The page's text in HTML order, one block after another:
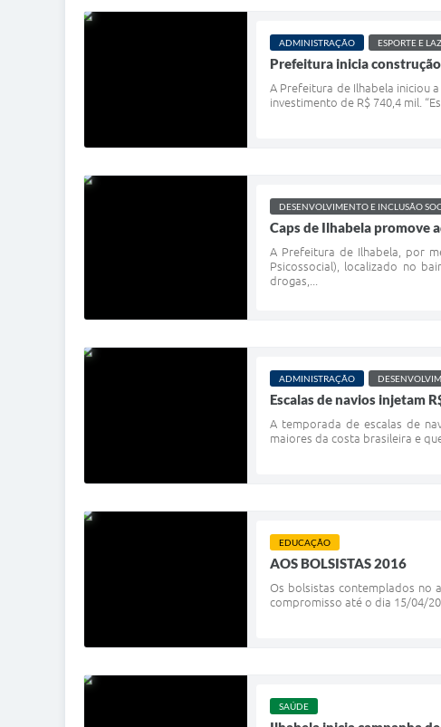
ADMINISTRAÇÃO ESPORTE E
Prefeitura inicia
A Prefeitura de Ilhabela iniciou
investimento de R$ 740,4 mil.
DESENVOLVIMENTO E INCLUSÃO
Caps de Ilhabela promove
A Prefeitura de Ilhabela, por
Psicossocial), localizado no
drogas,...
ADMINISTRAÇÃO
Escalas de navios injetam
A temporada de escalas de
maiores da costa brasileira e
EDUCAÇÃO
AOS BOLSISTAS 2016
Os bolsistas contemplados no
compromisso até o dia 15/04/
SAÚDE